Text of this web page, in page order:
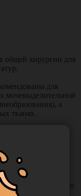
хирургии для
для
мочевыделительной
а
тканях.
общей хирургии.
с
техники
капиллярностью
ткани.